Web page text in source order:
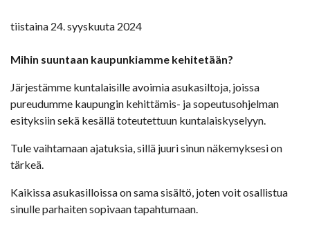
tiistaina 24. syyskuuta 2024
Mihin suuntaan kaupunkiamme kehitetään?
Järjestämme kuntalaisille avoimia asukasiltoja, joissa
pureudumme kaupungin kehittämis- ja sopeutusohjelman
esityksiin sekä kesällä toteutettuun kuntalaiskyselyyn.
Tule vaihtamaan ajatuksia, sillä juuri sinun näkemyksesi on
tärkeä.
Kaikissa asukasilloissa on sama sisältö, joten voit osallistua
sinulle parhaiten sopivaan tapahtumaan.